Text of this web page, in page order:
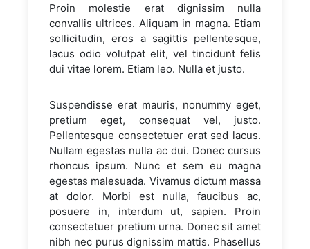
Proin molestie erat dignissim nulla
convallis ultrices. Aliquam in magna. Etiam
sollicitudin, eros a sagittis pellentesque,
lacus odio volutpat elit, vel tincidunt felis
dui vitae lorem. Etiam leo. Nulla et justo.
Suspendisse erat mauris, nonummy eget,
pretium eget, consequat vel, justo.
Pellentesque consectetuer erat sed lacus.
Nullam egestas nulla ac dui. Donec cursus
rhoncus ipsum. Nunc et sem eu magna
egestas malesuada. Vivamus dictum massa
at dolor. Morbi est nulla, faucibus ac,
posuere in, interdum ut, sapien. Proin
consectetuer pretium urna. Donec sit amet
nibh nec purus dignissim mattis. Phasellus